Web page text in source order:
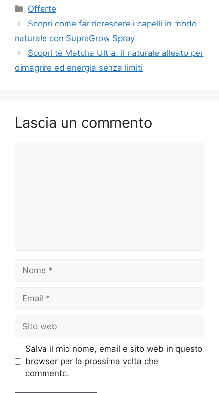
Categorie
Offerte
Scopri come far ricrescere i capelli in modo
naturale con SupraGrow Spray
Scopri tè Matcha Ultra: il naturale alleato per
dimagrire ed energia senza limiti
Lascia un commento
web
Salva il mio nome, email e sito web in questo
browser per la prossima volta che
commento.